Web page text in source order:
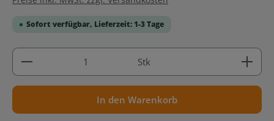
Sofort verfügbar, Lieferzeit: 1-3 Tage
Produkt Anzahl: Gib den gewünschten Wert ein
Stk
In den Warenkorb